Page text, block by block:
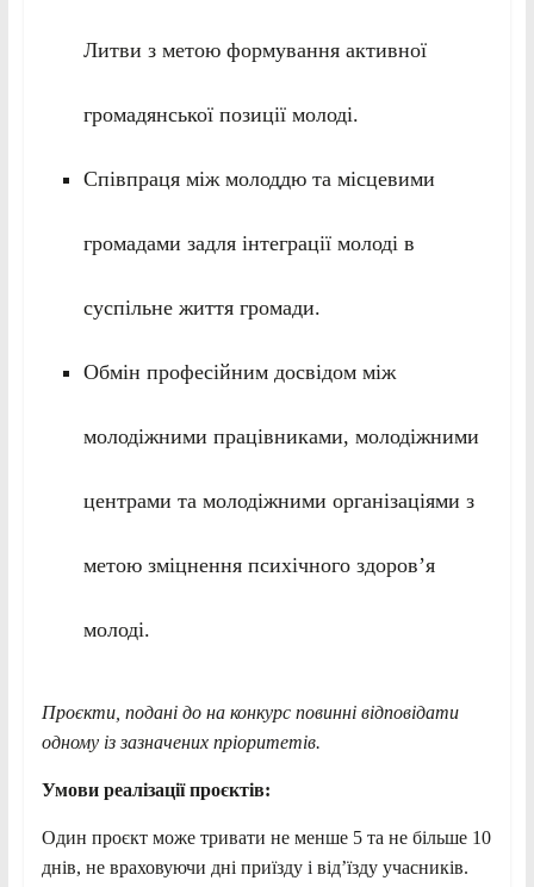
Литви з метою формування активної
громадянської позиції молоді.
Співпраця між молоддю та місцевими
громадами задля інтеграції молоді в
суспільне життя громади.
Обмін професійним досвідом між
молодіжними працівниками, молодіжними
центрами та молодіжними організаціями з
метою зміцнення психічного здоров’я
молоді.
Проєкти, подані до на конкурс повинні відповідати
одному із зазначених пріоритетів.
Умови реалізації проєктів:
Один проєкт може тривати не менше 5 та не більше 10
днів, не враховуючи дні приїзду і від’їзду учасників.